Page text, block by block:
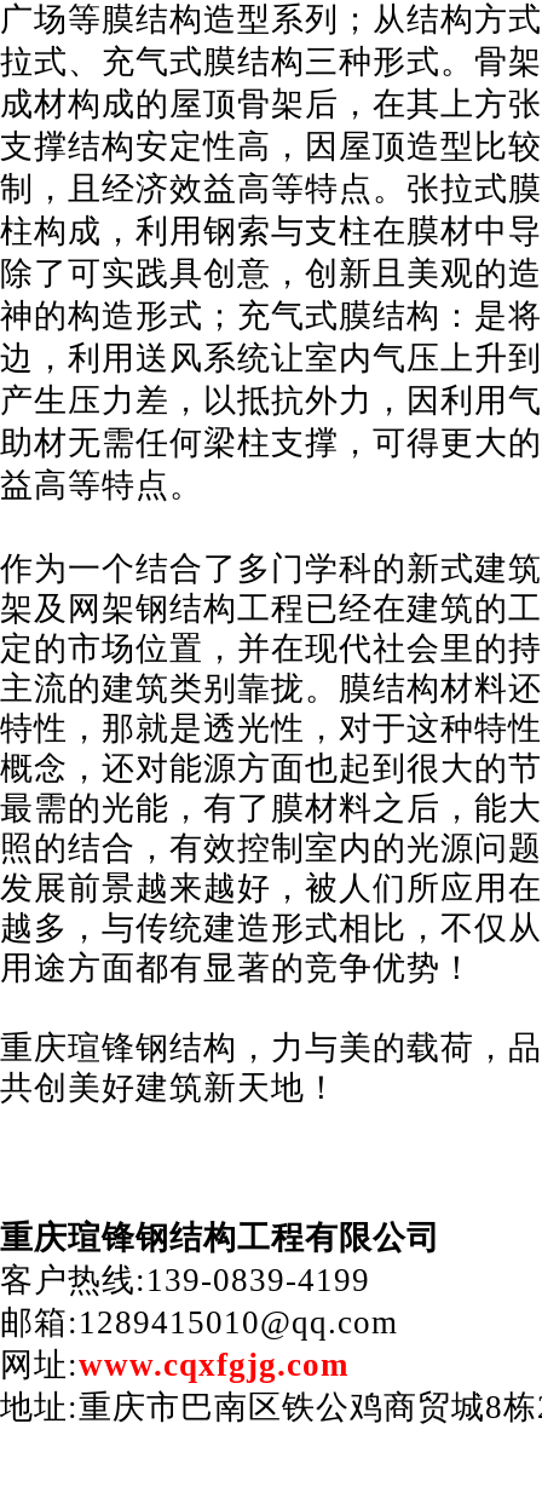
广场等膜结构造型系列；从结构方
拉式、充气式膜结构三种形式。骨
成材构成的屋顶骨架后，在其上方
支撑结构安定性高，因屋顶造型比
制，且经济效益高等特点。张拉式
柱构成，利用钢索与支柱在膜材中
除了可实践具创意，创新且美观的
神的构造形式；充气式膜结构：是
边，利用送风系统让室内气压上升
产生压力差，以抵抗外力，因利用
助材无需任何梁柱支撑，可得更大
益高等特点。
作为一个结合了多门学科的新式建
架及网架钢结构工程已经在建筑的
定的市场位置，并在现代社会里的
主流的建筑类别靠拢。膜结构材料
特性，那就是透光性，对于这种特
概念，还对能源方面也起到很大的
最需的光能，有了膜材料之后，能
照的结合，有效控制室内的光源问
发展前景越来越好，被人们所应用
越多，与传统建造形式相比，不仅
用途方面都有显著的竞争优势！
重庆瑄锋钢结构，力与美的载荷，
共创美好建筑新天地！
重庆瑄锋钢结构工程有限公司
客户热线:139-0839-4199
邮箱:1289415010@qq.com
网址:www.cqxfgjg.com
地址:重庆市巴南区铁公鸡商贸城8